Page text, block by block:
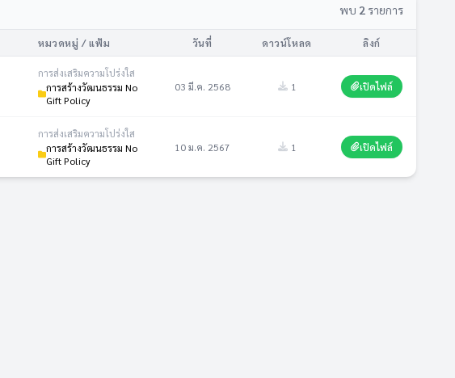
พบ 2 รายการ
หมวดหมู่ / แฟ้ม วันที่ ดาวน์โหลด ลิงก์
การส่งเสริมความโปร่งใส
การสร้างวัฒนธรรม No
Gift Policy
03 มี.ค. 2568 1 เปิดไฟล์
การส่งเสริมความโปร่งใส
การสร้างวัฒนธรรม No
Gift Policy
10 ม.ค. 2567 1 เปิดไฟล์